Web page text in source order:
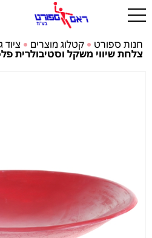
חנות ספורט קטלוג מוצרים ציוד
צלחת שיווי משקל וסטיבולרית